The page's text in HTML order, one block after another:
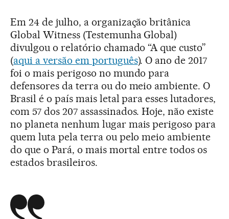
Em 24 de julho, a organização britânica
Global Witness (Testemunha Global)
divulgou o relatório chamado “A que custo”
(aqui a versão em português). O ano de 2017
foi o mais perigoso no mundo para
defensores da terra ou do meio ambiente. O
Brasil é o país mais letal para esses lutadores,
com 57 dos 207 assassinados. Hoje, não existe
no planeta nenhum lugar mais perigoso para
quem luta pela terra ou pelo meio ambiente
do que o Pará, o mais mortal entre todos os
estados brasileiros.